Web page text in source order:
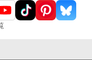
にかけることにするサラだが——…… ☆お読
とうございます。良ければ感想
す！